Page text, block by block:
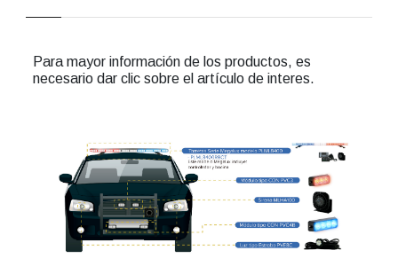
Para mayor información de los productos, es
necesario dar clic sobre el artículo de interes.